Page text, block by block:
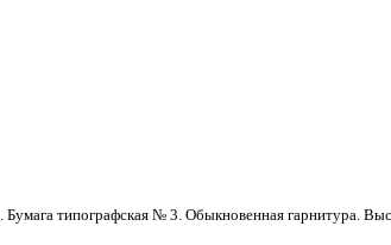
. Бумага типографская № 3. Обыкновенная гарнитура.